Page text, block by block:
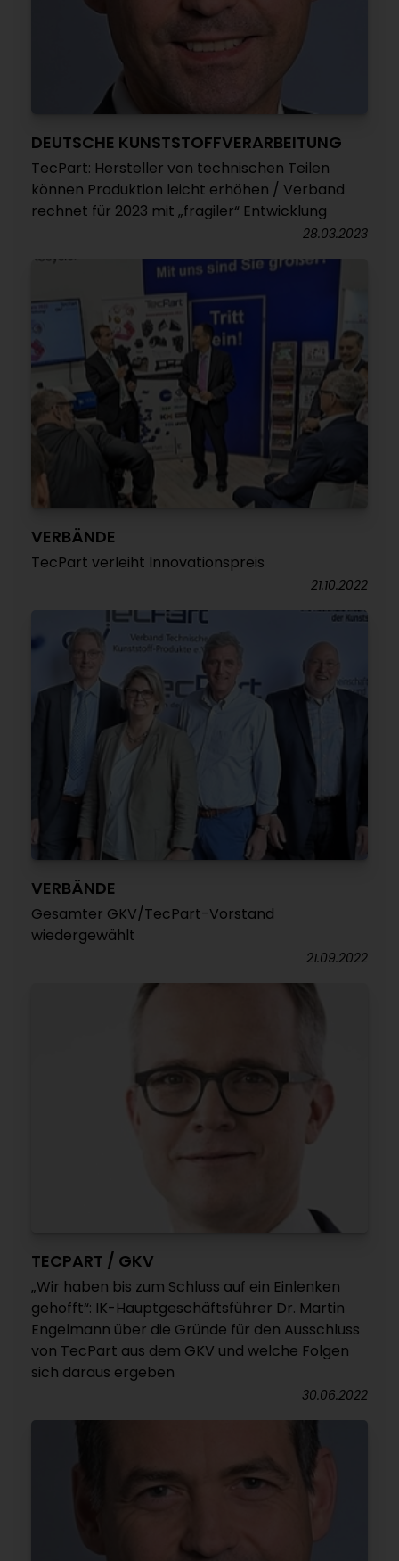
DEUTSCHE KUNSTSTOFFVERARBEITUNG
TecPart: Hersteller von technischen Teilen
können Produktion leicht erhöhen / Verband
rechnet für 2023 mit „fragiler“ Entwicklung
28.03.2023
VERBÄNDE
TecPart verleiht Innovationspreis
21.10.2022
VERBÄNDE
Gesamter GKV/TecPart-Vorstand
wiedergewählt
21.09.2022
TECPART / GKV
„Wir haben bis zum Schluss auf ein Einlenken
gehofft“: IK-Hauptgeschäftsführer Dr. Martin
Engelmann über die Gründe für den Ausschluss
von TecPart aus dem GKV und welche Folgen
sich daraus ergeben
30.06.2022